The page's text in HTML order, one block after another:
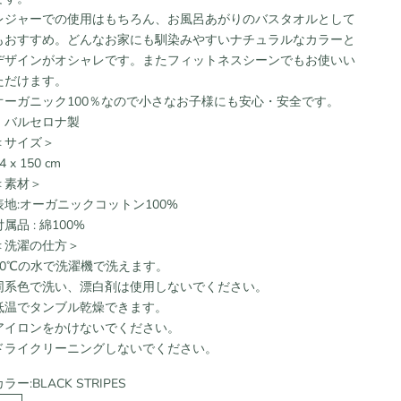
ジャーでの使用はもちろん、お風呂あがりのバスタオルとして
おすすめ。 どんなお家にも馴染みやすいナチュラルなカラーと
ザインがオシャレです。 またフィットネスシーンでもお使いい
だけます。
ーガニック100％なので小さなお子様にも安心・安全です。
バルセロナ製
サイズ＞
x 150 cm
素材＞
地:オーガニックコットン100%
属品 : 綿100%
洗濯の仕方＞
の水で洗濯機で洗えます。
系色で洗い、漂白剤は使用しないでください。
温でタンブル乾燥できます。
イロンをかけないでください。
ライクリーニングしないでください。
ラー:BLACK STRIPES